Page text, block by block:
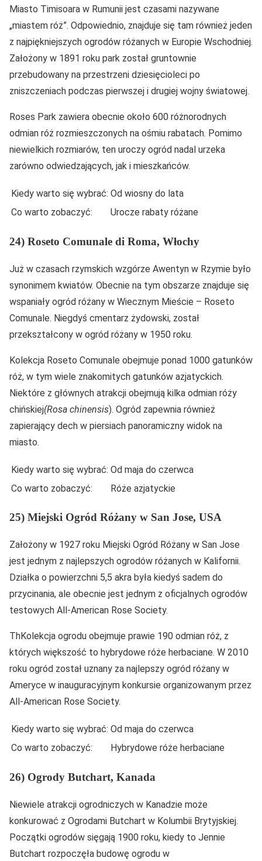
Miasto Timisoara w Rumunii jest czasami nazywane
„miastem róż”. Odpowiednio, znajduje się tam również jeden
z najpiękniejszych ogrodów różanych w Europie Wschodniej.
Założony w 1891 roku park został gruntownie
przebudowany na przestrzeni dziesięcioleci po
zniszczeniach podczas pierwszej i drugiej wojny światowej.
Roses Park zawiera obecnie około 600 różnorodnych
odmian róż rozmieszczonych na ośmiu rabatach. Pomimo
niewielkich rozmiarów, ten uroczy ogród nadal urzeka
zarówno odwiedzających, jak i mieszkańców.
Kiedy warto się wybrać: Od wiosny do lata
Co warto zobaczyć:
Urocze rabaty różane
24) Roseto Comunale di Roma, Włochy
Już w czasach rzymskich wzgórze Awentyn w Rzymie było
synonimem kwiatów. Obecnie na tym obszarze znajduje się
wspaniały ogród różany w Wiecznym Mieście – Roseto
Comunale. Niegdyś cmentarz żydowski, został
przekształcony w ogród różany w 1950 roku.
Kolekcja Roseto Comunale obejmuje ponad 1000 gatunków
róż, w tym wiele znakomitych gatunków azjatyckich.
Niektóre z głównych atrakcji obejmują kilka odmian róży
chińskiej(Rosa chinensis). Ogród zapewnia również
zapierający dech w piersiach panoramiczny widok na
miasto.
Kiedy warto się wybrać: Od maja do czerwca
Co warto zobaczyć:
Róże azjatyckie
25) Miejski Ogród Różany w San Jose, USA
Założony w 1927 roku Miejski Ogród Różany w San Jose
jest jednym z najlepszych ogrodów różanych w Kalifornii.
Działka o powierzchni 5,5 akra była kiedyś sadem do
przycinania, ale obecnie jest jednym z oficjalnych ogrodów
testowych All-American Rose Society.
ThKolekcja ogrodu obejmuje prawie 190 odmian róż, z
których większość to hybrydowe róże herbaciane. W 2010
roku ogród został uznany za najlepszy ogród różany w
Ameryce w inauguracyjnym konkursie organizowanym przez
All-American Rose Society.
Kiedy warto się wybrać: Od maja do czerwca
Co warto zobaczyć:
Hybrydowe róże herbaciane
26) Ogrody Butchart, Kanada
Niewiele atrakcji ogrodniczych w Kanadzie może
konkurować z Ogrodami Butchart w Kolumbii Brytyjskiej.
Początki ogrodów sięgają 1900 roku, kiedy to Jennie
Butchart rozpoczęła budowę ogrodu w